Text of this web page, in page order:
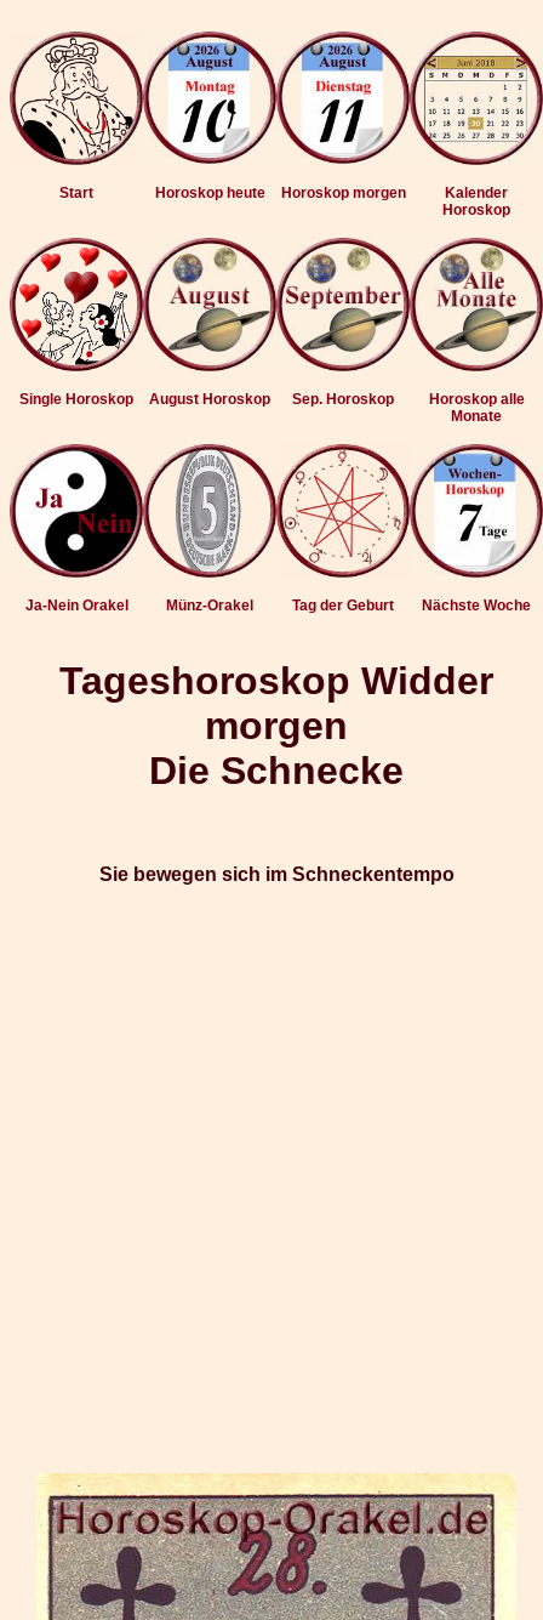
Start Horoskop heute Horoskop morgen
Kalender
Horoskop
Single Horoskop August Horoskop Sep. Horoskop
Horoskop alle
Monate
Ja-Nein Orakel Münz-Orakel Tag der Geburt Nächste Woche
Tageshoroskop Widder
morgen
Die Schnecke
Sie bewegen sich im Schneckentempo